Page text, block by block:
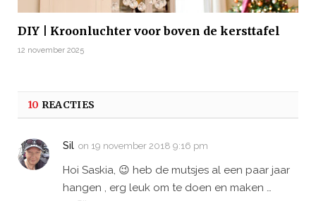
DIY | Kroonluchter voor boven de kersttafel
12 november 2025
10 REACTIES
Sil on 19 november 2018 9:16 pm
Hoi Saskia, 😉 heb de mutsjes al een paar jaar
hangen , erg leuk om te doen en maken …